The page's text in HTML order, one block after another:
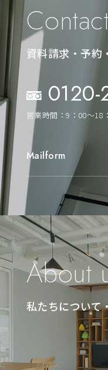
資料請求・予約
営業時間：9：00～
Mailform
About
私たちについて